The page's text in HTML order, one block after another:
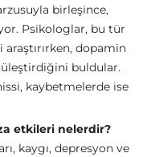
birleşince,
Psikologlar, bu tür
dopamin
buldular.
kaybetmelerde ise
etkileri nelerdir?
kaygı, depresyon ve